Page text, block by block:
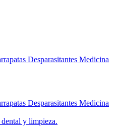
Desparasitantes Medicina
Desparasitantes Medicina
y limpieza.